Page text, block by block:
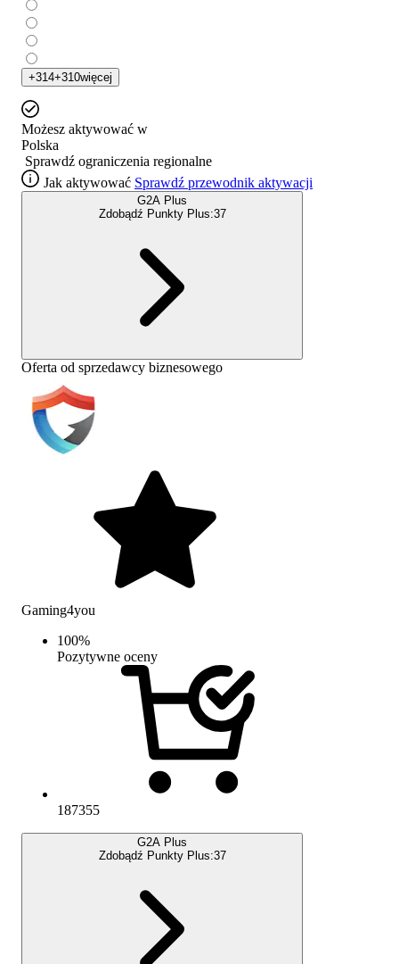
+314+310więcej
Możesz aktywować w
Polska
Sprawdź ograniczenia regionalne
Jak aktywować Sprawdź przewodnik aktywacji
G2A Plus
Zdobądź Punkty Plus:37
Oferta od sprzedawcy biznesowego
Gaming4you
100%
Pozytywne oceny
187355
G2A Plus
Zdobądź Punkty Plus:37